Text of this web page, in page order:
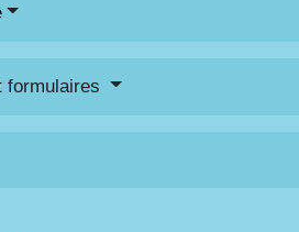
formulaires